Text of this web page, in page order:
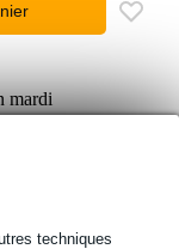
techniques
mardi